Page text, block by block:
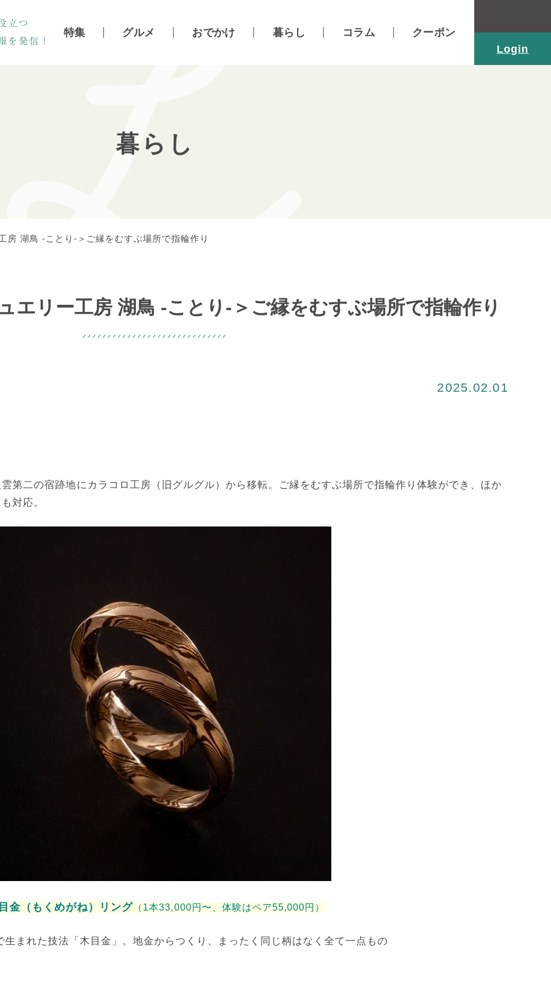
特集 グルメ おでかけ 暮らし コラム
クーポン
Login
暮らし
房 湖鳥 -ことり-＞ご縁をむすぶ場所で指輪作り
エリー工房 湖鳥 -ことり-＞ご縁をむすぶ場所で指輪作り
2025.02.01
第二の宿跡地にカラコロ工房（旧グルグル）から移転。ご縁をむすぶ場所で指輪作り体験ができ、ほか
対応。
金（もくめがね）リング （1本33,000円〜、体験はペア55,000円）
生まれた技法「木目金」。地金からつくり、まったく同じ柄はなく全て一点もの